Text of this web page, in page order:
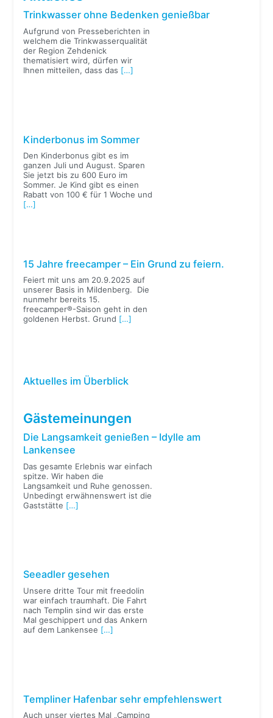
Trinkwasser ohne Bedenken genießbar
Aufgrund von Presseberichten in
welchem die Trinkwasserqualität
der Region Zehdenick
thematisiert wird, dürfen wir
Ihnen mitteilen, dass das […]
Kinderbonus im Sommer
Den Kinderbonus gibt es im
ganzen Juli und August. Sparen
Sie jetzt bis zu 600 Euro im
Sommer. Je Kind gibt es einen
Rabatt von 100 € für 1 Woche und
[…]
15 Jahre freecamper – Ein Grund zu feiern.
Feiert mit uns am 20.9.2025 auf
unserer Basis in Mildenberg. Die
nunmehr bereits 15.
freecamper®-Saison geht in den
goldenen Herbst. Grund […]
Aktuelles im Überblick
Gästemeinungen
Die Langsamkeit genießen – Idylle am
Lankensee
Das gesamte Erlebnis war einfach
spitze. Wir haben die
Langsamkeit und Ruhe genossen.
Unbedingt erwähnenswert ist die
Gaststätte […]
Seeadler gesehen
Unsere dritte Tour mit freedolin
war einfach traumhaft. Die Fahrt
nach Templin sind wir das erste
Mal geschippert und das Ankern
auf dem Lankensee […]
Templiner Hafenbar sehr empfehlenswert
Auch unser viertes Mal „Camping